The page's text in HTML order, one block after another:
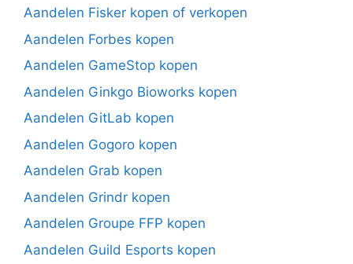
Aandelen Fisker kopen of verkopen
Aandelen Forbes kopen
Aandelen GameStop kopen
Aandelen Ginkgo Bioworks kopen
Aandelen GitLab kopen
Aandelen Gogoro kopen
Aandelen Grab kopen
Aandelen Grindr kopen
Aandelen Groupe FFP kopen
Aandelen Guild Esports kopen